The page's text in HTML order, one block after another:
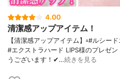
4.00
清潔感アップアイテム！
【清潔感アップアイテム】▫️#ルシー
#エクストラハード LIPS様のプレゼ
うございます！✔…続きを見る